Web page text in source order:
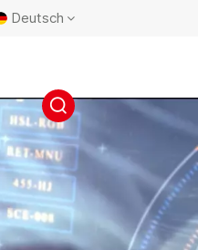
Deutsch